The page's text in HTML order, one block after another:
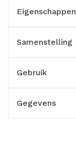
Eigenschappen
Samenstelling
Gebruik
Gegevens